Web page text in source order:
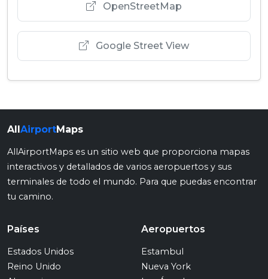
OpenStreetMap
Google Street View
All AirportMaps
AllAirportMaps es un sitio web que proporciona mapas
interactivos y detallados de varios aeropuertos y sus
terminales de todo el mundo. Para que puedas encontrar
tu camino.
Países
Estados Unidos
Reino Unido
Aeropuertos
Estambul
Nueva York